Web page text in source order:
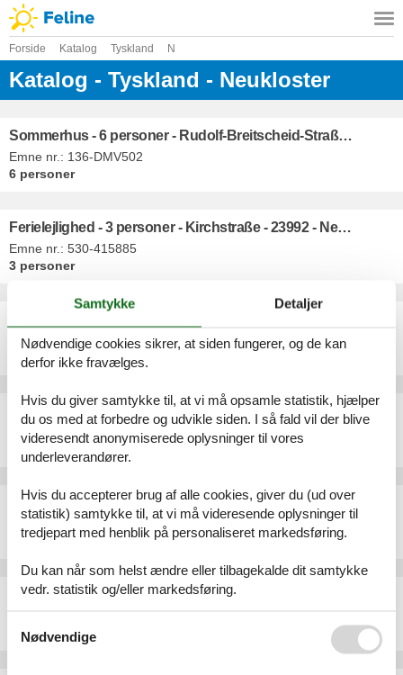
Forside Katalog Tyskland N
Katalog - Tyskland - Neukloster
Sommerhus - 6 personer - Rudolf-Breitscheid-Straße - 23992 - Neukloster
Emne nr.: 136-DMV502
6 personer
Ferielejlighed - 3 personer - Kirchstraße - 23992 - Neukloster
Emne nr.: 530-415885
3 personer
Emne nr.:530-674257
4 personer
Ferielejlighed - 4 personer - Kirchstraße - 23992 - Neukloster
Emne nr.:
530-748961
4 personer
Ferielejlighed - 4 personer - 23992 - Neukloster
Emne nr.:305-DE8903.601.1
4 personer
Ferielejlighed - 2 personer - 23992 - Neukloster
2 personer
Samtykke Detaljer
Nødvendige cookies sikrer, at siden fungerer, og de kan
derfor ikke fravælges.
Hvis du giver samtykke til, at vi må opsamle statistik, hjælper
du os med at forbedre og udvikle siden. I så fald vil der blive
videresendt anonymiserede oplysninger til vores
underleverandører.
Hvis du accepterer brug af alle cookies, giver du (ud over
statistik) samtykke til, at vi må videresende oplysninger til
tredjepart med henblik på personaliseret markedsføring.
Du kan når som helst ændre eller tilbagekalde dit samtykke
vedr. statistik og/eller markedsføring.
Nødvendige